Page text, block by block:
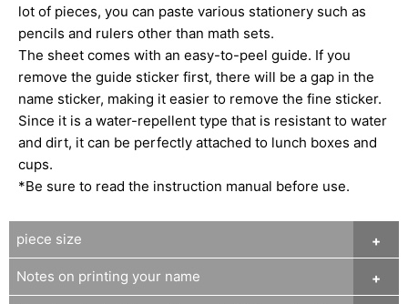
lot of pieces, you can paste various stationery such as
pencils and rulers other than math sets.
The sheet comes with an easy-to-peel guide. If you
remove the guide sticker first, there will be a gap in the
name sticker, making it easier to remove the fine sticker.
Since it is a water-repellent type that is resistant to water
and dirt, it can be perfectly attached to lunch boxes and
cups.
*Be sure to read the instruction manual before use.
piece size
Notes on printing your name